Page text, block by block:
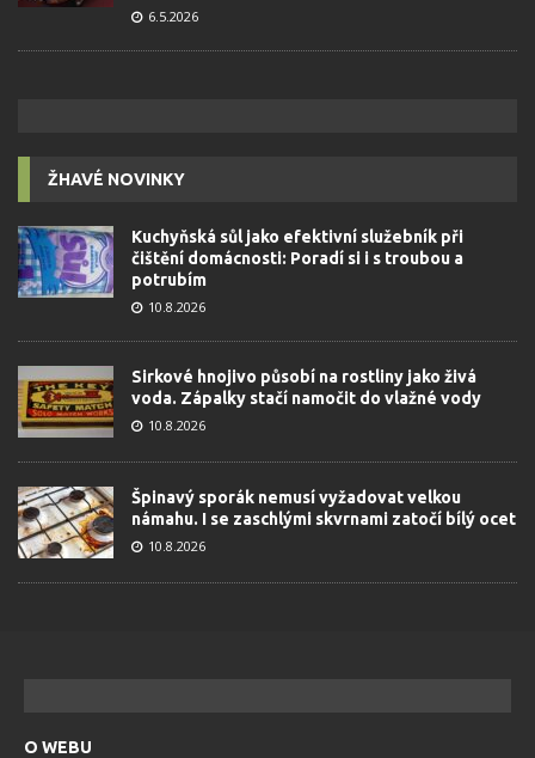
6.5.2026
ŽHAVÉ NOVINKY
Kuchyňská sůl jako efektivní služebník při
čištění domácnosti: Poradí si i s troubou a
potrubím
10.8.2026
Sirkové hnojivo působí na rostliny jako živá
voda. Zápalky stačí namočit do vlažné vody
10.8.2026
Špinavý sporák nemusí vyžadovat velkou
námahu. I se zaschlými skvrnami zatočí bílý ocet
10.8.2026
O WEBU